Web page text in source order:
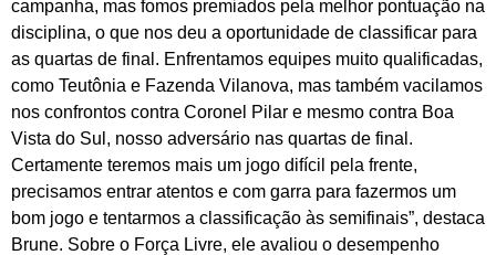
campanha, mas fomos premiados pela melhor pontuação na
disciplina, o que nos deu a oportunidade de classificar para
as quartas de final. Enfrentamos equipes muito qualificadas,
como Teutônia e Fazenda Vilanova, mas também vacilamos
nos confrontos contra Coronel Pilar e mesmo contra Boa
Vista do Sul, nosso adversário nas quartas de final.
Certamente teremos mais um jogo difícil pela frente,
precisamos entrar atentos e com garra para fazermos um
bom jogo e tentarmos a classificação às semifinais”, destaca
Brune. Sobre o Força Livre, ele avaliou o desempenho